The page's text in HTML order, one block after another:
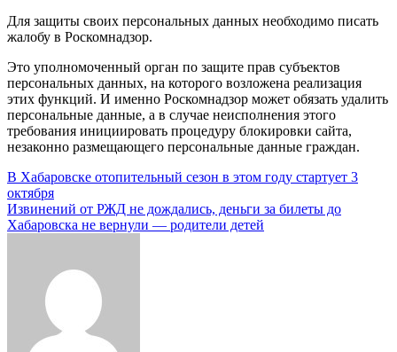
Для защиты своих персональных данных необходимо писать
жалобу в Роскомнадзор.
Это уполномоченный орган по защите прав субъектов
персональных данных, на которого возложена реализация
этих функций. И именно Роскомнадзор может обязать удалить
персональные данные, а в случае неисполнения этого
требования инициировать процедуру блокировки сайта,
незаконно размещающего персональные данные граждан.
Навигация
по
записям
В Хабаровске отопительный сезон в этом году стартует 3
октября
Извинений от РЖД не дождались, деньги за билеты до
Хабаровска не вернули — родители детей